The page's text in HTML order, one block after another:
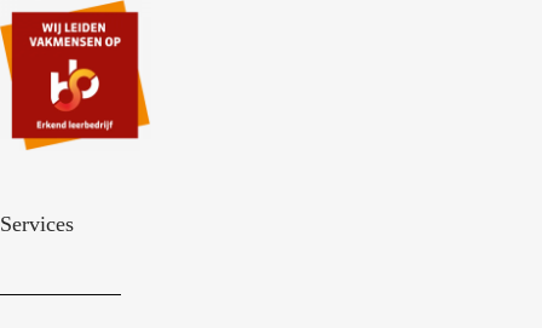
Services